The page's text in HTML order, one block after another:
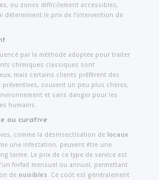
ou zones difficilement accessibles,
déterminent le prix de l’intervention de
par la méthode adoptée pour traiter
chimiques classiques sont
mais certains clients préfèrent des
souvent un peu plus chères,
et sans danger pour les
humains.
ou curative
comme la désinsectisation de locaux
une infestation, peuvent être une
terme. Le prix de ce type de service est
forfait mensuel ou annuel, permettant
de nuisibles. Ce coût est généralement